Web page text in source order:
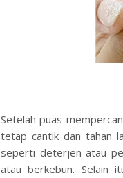
Setelah puas
tetap cantik dan tahan
seperti deterjen atau
atau berkebun. Selain